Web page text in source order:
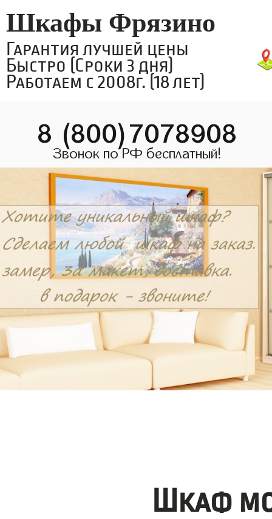
Шкафы Фрязино
Гарантия лучшей цены
Быстро (Сроки 3 дня)
Работаем с 2008г. (18 лет)
8 (800)7078908
Звонок по РФ бесплатный!
Шкаф